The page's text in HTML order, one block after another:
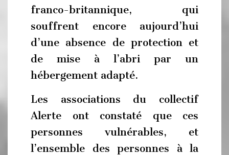
franco-britannique, qui
souffrent encore aujourd’hui
d’une absence de protection et
de mise à l’abri par un
hébergement adapté.
Les associations du collectif
Alerte ont constaté que ces
personnes vulnérables, et
l’ensemble des personnes à la